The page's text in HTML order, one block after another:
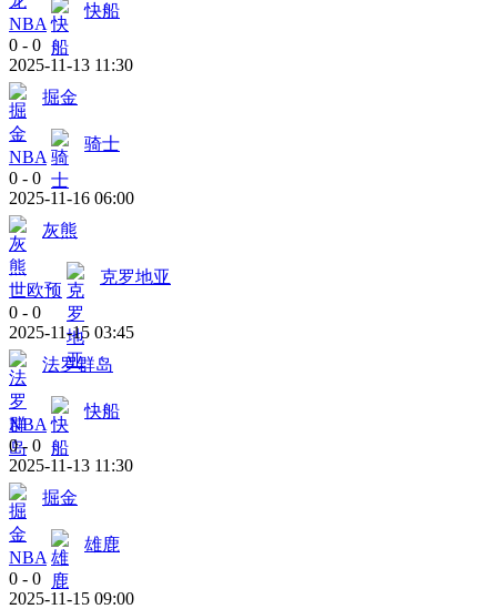
NBA
快船
0 - 0
2025-11-13 11:30
掘金
NBA
骑士
0 - 0
2025-11-16 06:00
灰熊
世欧预
克罗地亚
0 - 0
2025-11-15 03:45
法罗群岛
NBA
快船
0 - 0
2025-11-13 11:30
掘金
NBA
雄鹿
0 - 0
2025-11-15 09:00